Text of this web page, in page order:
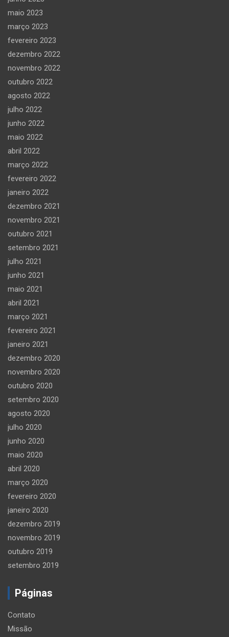
maio 2023
março 2023
fevereiro 2023
dezembro 2022
novembro 2022
outubro 2022
agosto 2022
julho 2022
junho 2022
maio 2022
abril 2022
março 2022
fevereiro 2022
janeiro 2022
dezembro 2021
novembro 2021
outubro 2021
setembro 2021
julho 2021
junho 2021
maio 2021
abril 2021
março 2021
fevereiro 2021
janeiro 2021
dezembro 2020
novembro 2020
outubro 2020
setembro 2020
agosto 2020
julho 2020
junho 2020
maio 2020
abril 2020
março 2020
fevereiro 2020
janeiro 2020
dezembro 2019
novembro 2019
outubro 2019
setembro 2019
Páginas
Contato
Missão